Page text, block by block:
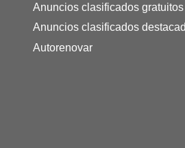
Anuncios clasificados gratuitos
Anuncios clasificados
Autorenovar